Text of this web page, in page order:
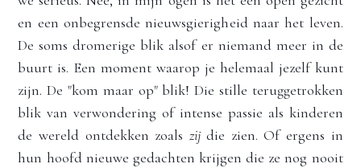
en een onbegrensde nieuwsgierigheid naar het leven.
De soms dromerige blik alsof er niemand meer in de
buurt is. Een moment waarop je helemaal jezelf kunt
zijn. De "kom maar op" blik! Die stille teruggetrokken
blik van verwondering of intense passie als kinderen
de wereld ontdekken zoals zij die zien. Of ergens in
hun hoofd nieuwe gedachten krijgen die ze nog nooit